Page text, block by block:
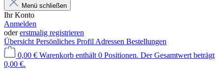
Menü schließen
Ihr Konto
Anmelden
odererstmalig registrieren
Übersicht Persönliches Profil Adressen Bestellungen
0,00 € Warenkorb enthält 0 Positionen. Der Gesamtwert beträgt
0,00 €.